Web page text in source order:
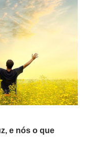
e nós o que